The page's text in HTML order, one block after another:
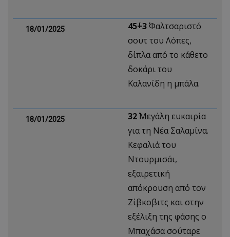
18/01/2025 45΄+3΄Φαλτσαριστό
σουτ του Λόπες,
δίπλα από το κάθετο
δοκάρι του
Καλανίδη η μπάλα.
18/01/2025 32΄Μεγάλη ευκαιρία
για τη Νέα Σαλαμίνα.
Κεφαλιά του
Ντουρμισάι,
εξαιρετική
απόκρουση από τον
Ζίβκοβιτς και στην
εξέλιξη της φάσης ο
Μπαχάσα σούταρε